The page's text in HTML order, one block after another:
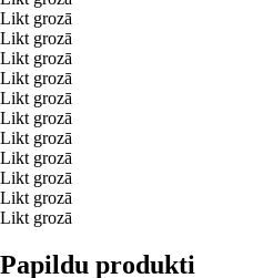
Likt grozā
Likt grozā
Likt grozā
Likt grozā
Likt grozā
Likt grozā
Likt grozā
Likt grozā
Likt grozā
Likt grozā
Likt grozā
Papildu produkti